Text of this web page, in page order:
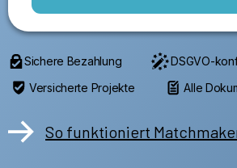
Sichere Bezahlung
DSGVO-
Versicherte Projekte
Alle
So funktioniert